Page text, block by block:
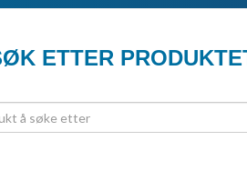
ETTER